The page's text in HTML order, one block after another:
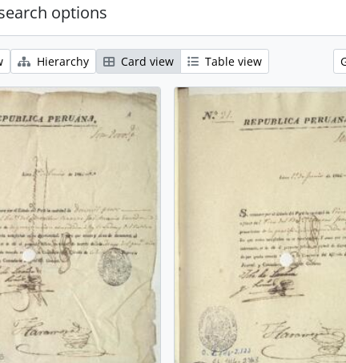
options
Hierarchy Card view Table view